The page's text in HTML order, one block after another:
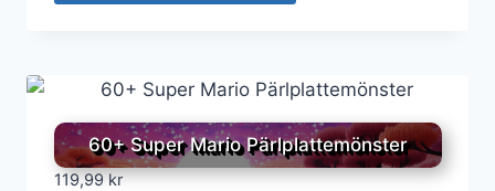
60+ Super Mario Pärlplattemönster
119,99kr